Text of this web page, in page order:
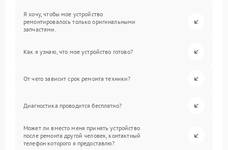
Я хочу, чтобы мое устройство
ремонтировалось только оригинальными
запчастями.
Как я узнаю, что мое устройство готово?
От чего зависит срок ремонта техники?
Диагностика проводится бесплатно?
Может ли вместо меня принять устройство
после ремонта другой человек, контактный
телефон которого я предоставлю?